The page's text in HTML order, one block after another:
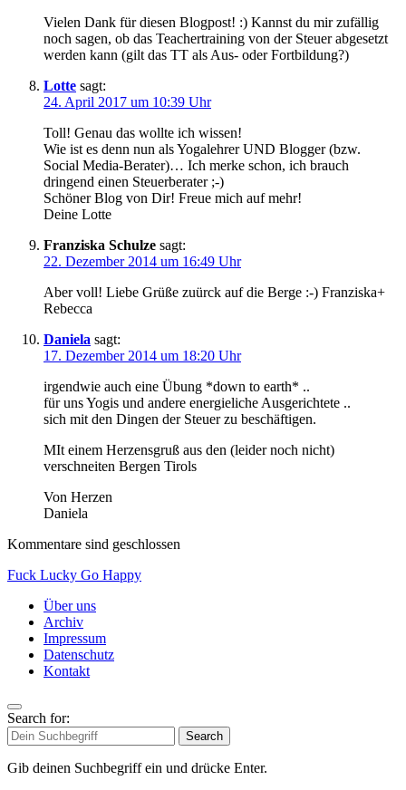
Vielen Dank für diesen Blogpost! :) Kannst du mir zufällig
noch sagen, ob das Teachertraining von der Steuer abgesetzt
werden kann (gilt das TT als Aus- oder Fortbildung?)
Lotte sagt:
24. April 2017 um 10:39 Uhr
Toll! Genau das wollte ich wissen!
Wie ist es denn nun als Yogalehrer UND Blogger (bzw.
Social Media-Berater)… Ich merke schon, ich brauch
dringend einen Steuerberater ;-)
Schöner Blog von Dir! Freue mich auf mehr!
Deine Lotte
Franziska Schulze sagt:
22. Dezember 2014 um 16:49 Uhr
Aber voll! Liebe Grüße zuürck auf die Berge :-) Franziska+
Rebecca
Daniela sagt:
17. Dezember 2014 um 18:20 Uhr
irgendwie auch eine Übung *down to earth* ..
für uns Yogis und andere energieliche Ausgerichtete ..
sich mit den Dingen der Steuer zu beschäftigen.
MIt einem Herzensgruß aus den (leider noch nicht)
verschneiten Bergen Tirols
Von Herzen
Daniela
Kommentare sind geschlossen
Fuck Lucky Go Happy
Über uns
Archiv
Impressum
Datenschutz
Kontakt
Search for:
Search
Gib deinen Suchbegriff ein und drücke Enter.